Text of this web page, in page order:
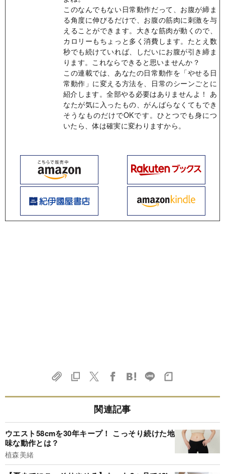
このなんでもない日常動作だって、お腹が締ま
る角度に伸びるだけで、お腹の筋肉に刺激を与
えることができます。大きな筋肉が動くので、
カロリーもちょっと多く消費します。たとえ数
秒でも続けていれば、しだいにお腹が引き締ま
ります。これならできると思いませんか？
この連載では、あなたの日常動作を「やせる日
常動作」に変える方法を、日常のシーンごとに
紹介します。全部やる必要はありませんよ！ あ
なたが気に入ったもの、がんばらなくてもでき
そうなものだけでOKです。ひとつでも身につ
いたら、体は確実に変わりますから。
関連記事
ウエスト58cmを30年キープ！ こっそり続けた地
味な動作とは？
植森美緒